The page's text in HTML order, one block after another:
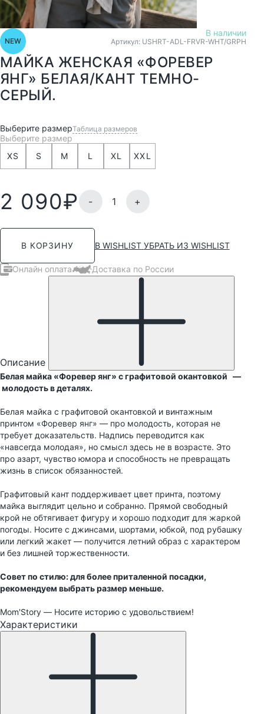
NEW
МАЙКА ЖЕНСКАЯ «ФОРЕВЕР
ЯНГ» БЕЛАЯ/КАНТ ТЕМНО-
СЕРЫЙ.
В наличии
Артикул: USHRT-ADL-FRVR-WHT/GRPH
Выберите размерТаблица размеров
Выберите размер
XS
S M L XL XXL
2 090₽ - +
В КОРЗИНУ В WISHLIST УБРАТЬ ИЗ WISHLIST
Онлайн оплата Доставка по России
Описание
Белая майка «Форевер янг» с графитовой окантовкой —
молодость в деталях.
Белая майка с графитовой окантовкой и винтажным
принтом «Форевер янг» — про молодость, которая не
требует доказательств. Надпись переводится как
«навсегда молодая», но смысл здесь не в возрасте. Это
про азарт, чувство юмора и способность не превращать
жизнь в список обязанностей.
Графитовый кант поддерживает цвет принта, поэтому
майка выглядит цельно и собранно. Прямой свободный
крой не обтягивает фигуру и хорошо подходит для жаркой
погоды. Носите с джинсами, шортами, юбкой, под рубашку
или легкий жакет — получится летний образ с характером
и без лишней торжественности.
Совет по стилю: для более приталенной посадки,
рекомендуем выбрать размер меньше.
Mom'Story — Носите историю с удовольствием!
Характеристики